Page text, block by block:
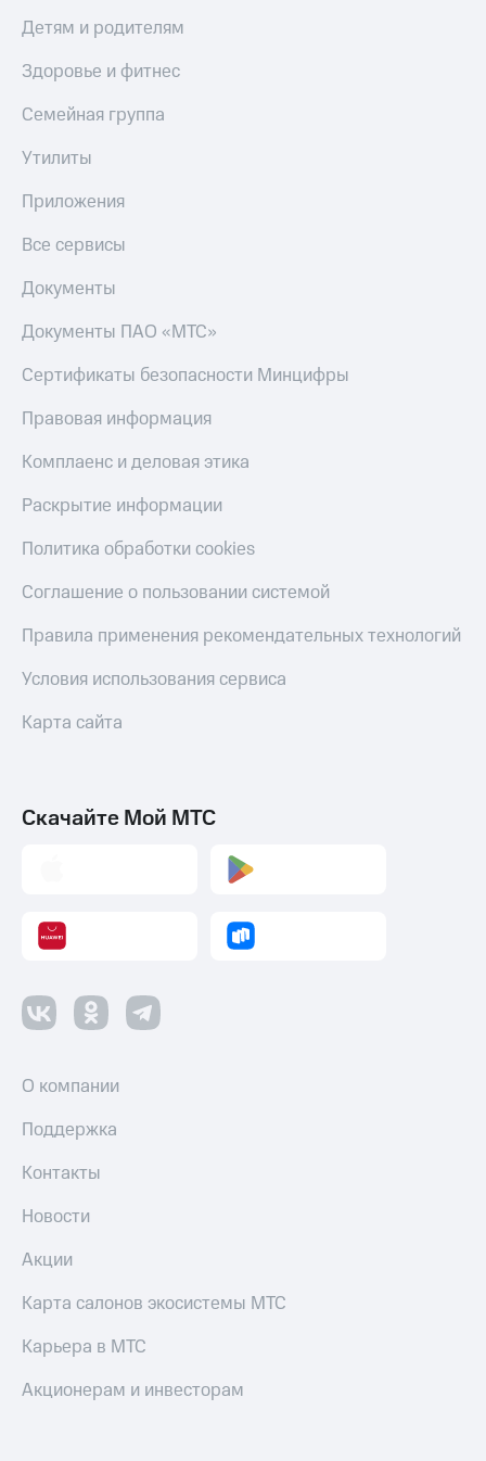
Детям и родителям
Здоровье и фитнес
Семейная группа
Утилиты
Приложения
Все сервисы
Документы
Документы ПАО «МТС»
Сертификаты безопасности Минцифры
Правовая информация
Комплаенс и деловая этика
Раскрытие информации
Политика обработки cookies
Соглашение о пользовании системой
Правила применения рекомендательных технологий
Условия использования сервиса
Карта сайта
Скачайте Мой МТС
О компании
Поддержка
Контакты
Новости
Акции
Карта салонов экосистемы МТС
Карьера в МТС
Акционерам и инвесторам